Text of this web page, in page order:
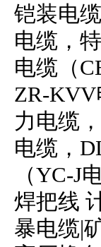
铠装电
电缆，
电缆（
ZR-KVV
力电缆，
电缆，
（YC-J
焊把线
暴电缆